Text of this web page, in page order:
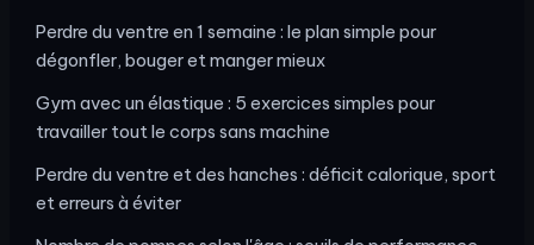
Perdre du ventre en 1 semaine : le plan simple pour
dégonfler, bouger et manger mieux
Gym avec un élastique : 5 exercices simples pour
travailler tout le corps sans machine
Perdre du ventre et des hanches : déficit calorique, sport
et erreurs à éviter